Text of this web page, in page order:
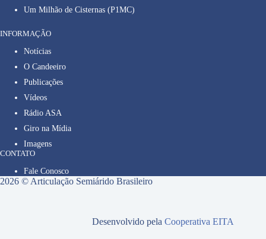
Um Milhão de Cisternas (P1MC)
INFORMAÇÃO
Notícias
O Candeeiro
Publicações
Vídeos
Rádio ASA
Giro na Mídia
Imagens
CONTATO
Fale Conosco
2026 © Articulação Semiárido Brasileiro
Desenvolvido pelaCooperativa EITA